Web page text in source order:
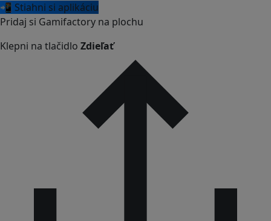
📲 Stiahni si aplikáciu
Pridaj si Gamifactory na plochu
Klepni na tlačidlo Zdieľať